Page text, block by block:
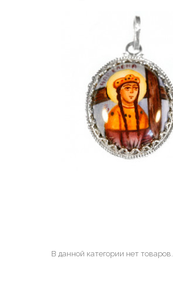
В данной категории нет товаров.